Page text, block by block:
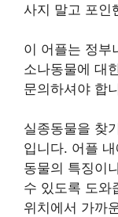
사지 말고 포인
이 어플는 정부
소나동물에 대
문의하셔야 합
실종동물을 찾
입니다. 어플
동물의 특징이
수 있도록 도와
위치에서 가까